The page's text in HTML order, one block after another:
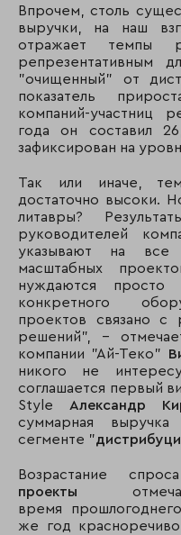
Впрочем, столь
выручки, на наш
отражает темпы
репрезентативным
"очищенный" от
показатель
компаний-участниц
года он составил
зафиксирован на
Так или иначе,
достаточно высоки.
литавры?
руководителей
указывают на все
масштабных
нуждаются просто
конкретного
проектов связано с
решений", –
компании "Ай-Теко"
никого не
соглашается первый
Style Александр
суммарная выручка
сегменте "
Возрастание
проекты
время
же год красноречиво